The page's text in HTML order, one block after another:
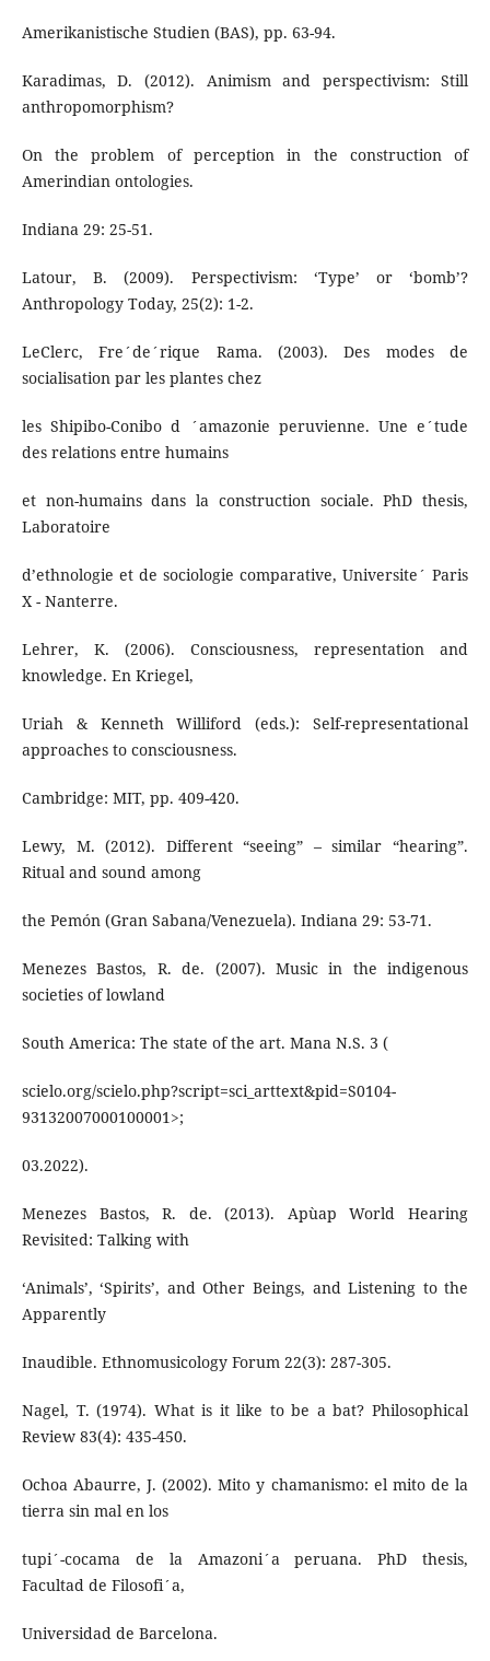
Amerikanistische Studien (BAS), pp. 63-94.
Karadimas, D. (2012). Animism and perspectivism: Still
anthropomorphism?
On the problem of perception in the construction of
Amerindian ontologies.
Indiana 29: 25-51.
Latour, B. (2009). Perspectivism: ‘Type’ or ‘bomb’?
Anthropology Today, 25(2): 1-2.
LeClerc, Fre´de´rique Rama. (2003). Des modes de
socialisation par les plantes chez
les Shipibo-Conibo d ´amazonie peruvienne. Une e´tude
des relations entre humains
et non-humains dans la construction sociale. PhD thesis,
Laboratoire
d’ethnologie et de sociologie comparative, Universite´ Paris
X - Nanterre.
Lehrer, K. (2006). Consciousness, representation and
knowledge. En Kriegel,
Uriah & Kenneth Williford (eds.): Self-representational
approaches to consciousness.
Cambridge: MIT, pp. 409-420.
Lewy, M. (2012). Different “seeing” – similar “hearing”.
Ritual and sound among
the Pemón (Gran Sabana/Venezuela). Indiana 29: 53-71.
Menezes Bastos, R. de. (2007). Music in the indigenous
societies of lowland
South America: The state of the art. Mana N.S. 3 (
scielo.org/scielo.php?script=sci_arttext&pid=S0104-
93132007000100001>;
03.2022).
Menezes Bastos, R. de. (2013). Apùap World Hearing
Revisited: Talking with
‘Animals’, ‘Spirits’, and Other Beings, and Listening to the
Apparently
Inaudible. Ethnomusicology Forum 22(3): 287-305.
Nagel, T. (1974). What is it like to be a bat? Philosophical
Review 83(4): 435-450.
Ochoa Abaurre, J. (2002). Mito y chamanismo: el mito de la
tierra sin mal en los
tupi´-cocama de la Amazoni´a peruana. PhD thesis,
Facultad de Filosofi´a,
Universidad de Barcelona.